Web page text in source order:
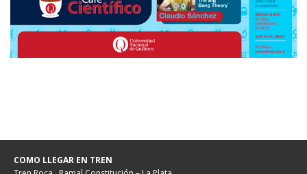
COMO LLEGAR EN TREN